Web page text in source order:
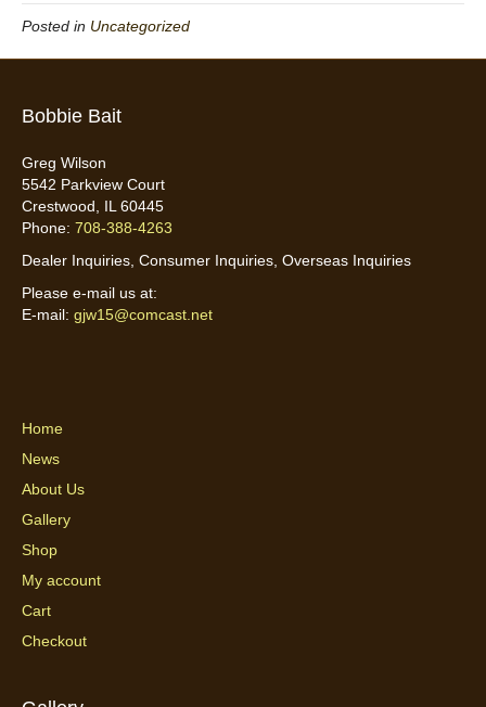
Posted in Uncategorized
Bobbie Bait
Greg Wilson
5542 Parkview Court
Crestwood, IL 60445
Phone: 708-388-4263
Dealer Inquiries, Consumer Inquiries, Overseas Inquiries
Please e-mail us at:
E-mail: gjw15@comcast.net
Home
News
About Us
Gallery
Shop
My account
Cart
Checkout